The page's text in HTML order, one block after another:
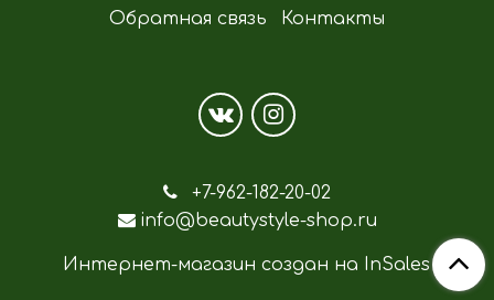
Обратная связь Контакты
+7-962-182-20-02
info@beautystyle-shop.ru
Интернет-магазин создан на InSales